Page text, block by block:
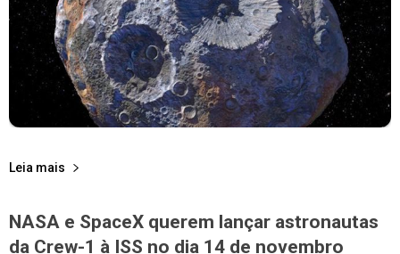
Leia mais
NASA e SpaceX querem lançar astronautas
da Crew-1 à ISS no dia 14 de novembro